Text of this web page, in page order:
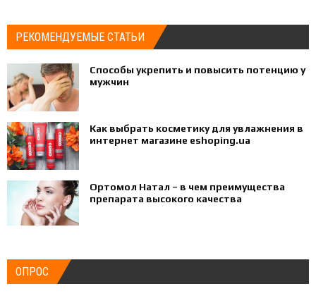
РЕКОМЕНДУЕМЫЕ СТАТЬИ
Способы укрепить и повысить потенцию у
мужчин
Как выбрать косметику для увлажнения в
интернет магазине eshoping.ua
Ортомол Натал – в чем преимущества
препарата высокого качества
ОПРОС